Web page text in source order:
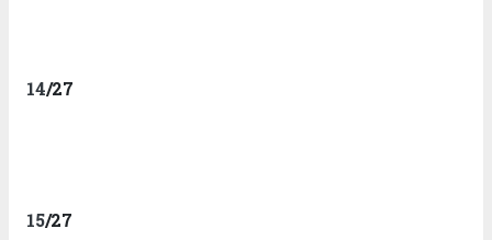
14/27
15/27